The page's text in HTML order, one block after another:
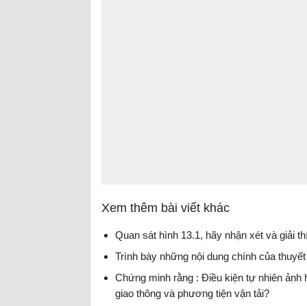
Xem thêm bài viết khác
Quan sát hình 13.1, hãy nhận xét và giải
Trình bày những nội dung chính của
Chứng minh rằng : Điều kiện tự nhiên
giao thông và phương tiện vận tải?